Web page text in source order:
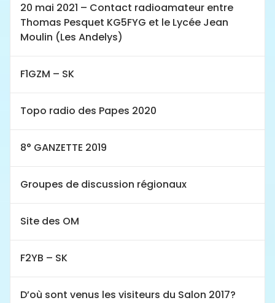
20 mai 2021 – Contact radioamateur entre
Thomas Pesquet KG5FYG et le Lycée Jean
Moulin (Les Andelys)
F1GZM – SK
Topo radio des Papes 2020
8° GANZETTE 2019
Groupes de discussion régionaux
Site des OM
F2YB – SK
D’où sont venus les visiteurs du Salon 2017?